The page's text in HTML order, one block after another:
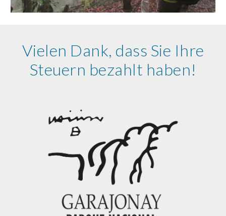
Vielen Dank, dass Sie Ihre
Steuern bezahlt haben!